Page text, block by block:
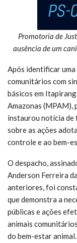
Promotoria de
ausência de um
Após identificar
comunitários com
básicos em
Amazonas (MPAM),
instaurou notícia de
sobre as ações
controle e ao bem-
O despacho,
Anderson Ferreira
anteriores, foi
que demonstra a
públicas e ações
animais
do bem-estar animal.